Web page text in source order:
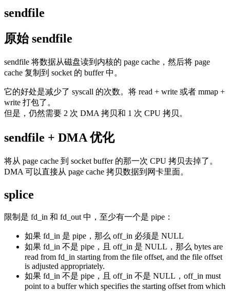
sendfile
原始 sendfile
sendfile 将数据从磁盘读到内核的 page cache，然后将 page
cache 复制到 socket 的 buffer 中。
它的好处是减少了 syscall 的次数。将 read + write 或者 mmap +
write 打包了。
但是，仍然需要 2 次 DMA 拷贝和 1 次 CPU 拷贝。
sendfile + DMA 优化
将从 page cache 到 socket buffer 的那一次 CPU 拷贝去掉了。
DMA 可以直接从 page cache 拷贝数据到网卡里面。
splice
限制是 fd_in 和 fd_out 中，至少有一个是 pipe：
如果 fd_in 是 pipe，那么 off_in 必须是 NULL
如果 fd_in 不是 pipe，且 off_in 是 NULL，那么 bytes are
read from fd_in starting from the file offset, and the file offset
is adjusted appropriately.
如果 fd_in 不是 pipe，且 off_in 不是 NULL，off_in must
point to a buffer which specifies the starting offset from which